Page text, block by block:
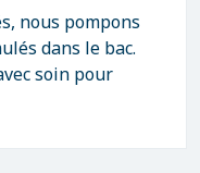
nous pompons
dans le bac.
soin pour